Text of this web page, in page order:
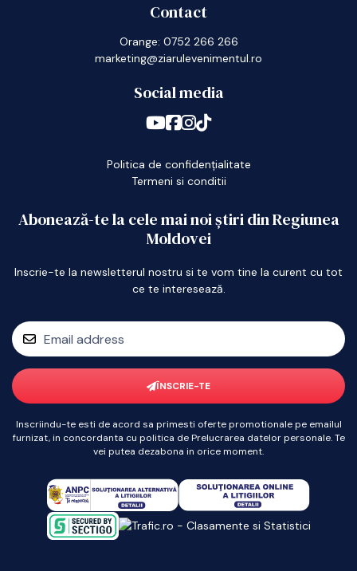
Contact
Orange: 0752 266 266
marketing@ziarulevenimentul.ro
Social media
Politica de confidențialitate
Termeni si conditii
Abonează-te la cele mai noi știri din Regiunea
Moldovei
Inscrie-te la newsletterul nostru si te vom tine la curent cu tot
ce te interesează.
ÎNSCRIE-TE
Inscriindu-te esti de acord sa primesti oferte promotionale pe emailul
furnizat, in concordanta cu politica de Prelucrarea datelor personale. Te
vei putea dezabona in orice moment.